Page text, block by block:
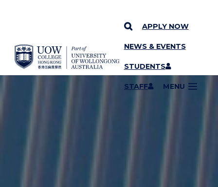
SKIP TO CONTENT
APPLY NOW
NEWS & EVENTS
STUDENTS
STAFF MENU
YOU ARE HERE